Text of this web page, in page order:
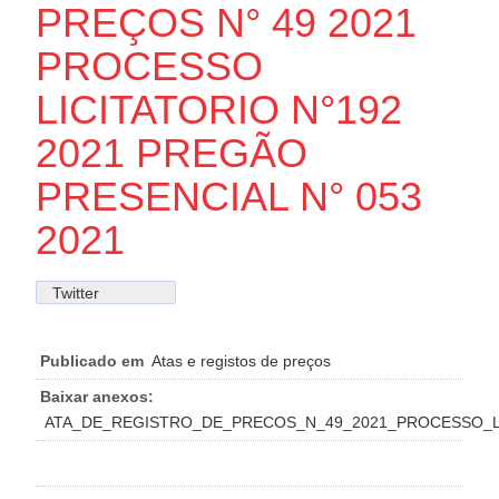
PREÇOS N° 49 2021
PROCESSO
LICITATORIO N°192
2021 PREGÃO
PRESENCIAL N° 053
2021
Twitter
Publicado em Atas e registos de preços
Baixar anexos: